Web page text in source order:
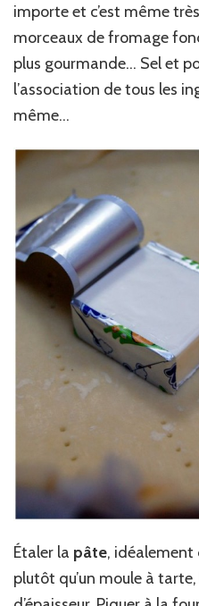
importe et c’est même
morceaux de fromage
plus gourmande… Sel et
l’association de tous les
même…
Étaler la pâte, idéalement
plutôt qu’un moule à